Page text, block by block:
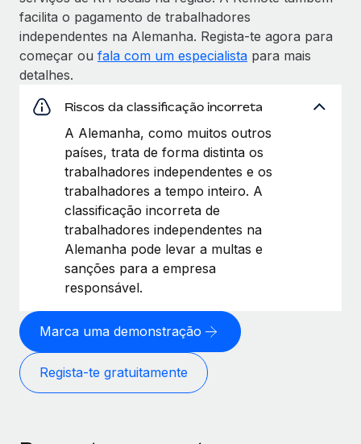
facilita o pagamento de trabalhadores
independentes na Alemanha. Regista‑te agora para
começar ou fala com um especialista para mais
detalhes.
Riscos da classificação incorreta
A Alemanha, como muitos outros
países, trata de forma distinta os
trabalhadores independentes e os
trabalhadores a tempo inteiro. A
classificação incorreta de
trabalhadores independentes na
Alemanha pode levar a multas e
sanções para a empresa
responsável.
Marca uma demonstração
Regista-te gratuitamente